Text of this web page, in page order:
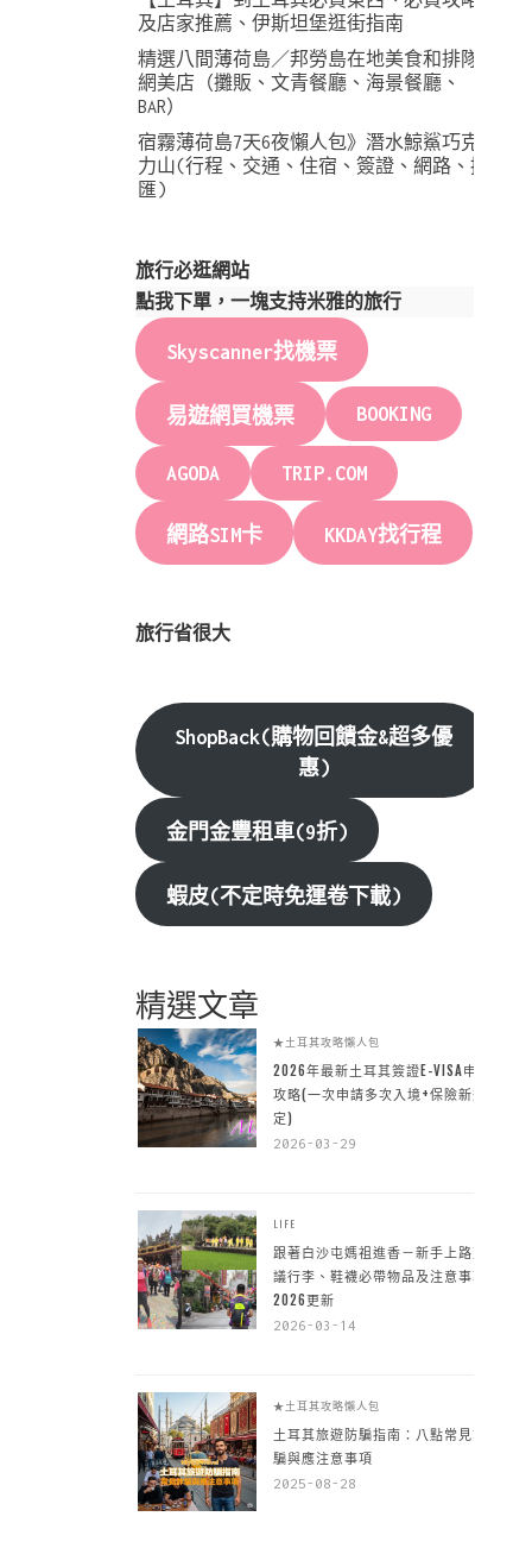
及店家推薦、伊斯坦堡逛街指南
精選八間薄荷島／邦勞島在地美食和排隊
網美店（攤販、文青餐廳、海景餐廳、
BAR）
宿霧薄荷島7天6夜懶人包》潛水鯨鯊巧克
力山(行程、交通、住宿、簽證、網路、換
匯)
旅行必逛網站
點我下單，一塊支持米雅的旅行
Skyscanner找機票
易遊網買機票 BOOKING
AGODA TRIP.COM
網路SIM卡 KKDAY找行程
旅行省很大
ShopBack(購物回饋金&超多優
惠)
金門金豐租車(9折)
蝦皮(不定時免運卷下載)
精選文章
★土耳其攻略懶人包
2026年最新土耳其簽證E-VISA申請
攻略(一次申請多次入境+保險新規
定)
2026-03-29
LIFE
跟著白沙屯媽祖進香－新手上路建
議行李、鞋襪必帶物品及注意事項
2026更新
2026-03-14
★土耳其攻略懶人包
土耳其旅遊防騙指南：八點常見詐
騙與應注意事項
2025-08-28